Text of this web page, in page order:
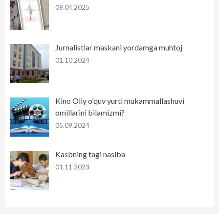
09.04.2025
Jurnalistlar maskani yordamga muhtoj
01.10.2024
Kino Oliy o'quv yurti mukammallashuvi
omillarini bilamizmi?
05.09.2024
Kasbning tagi nasiba
01.11.2023